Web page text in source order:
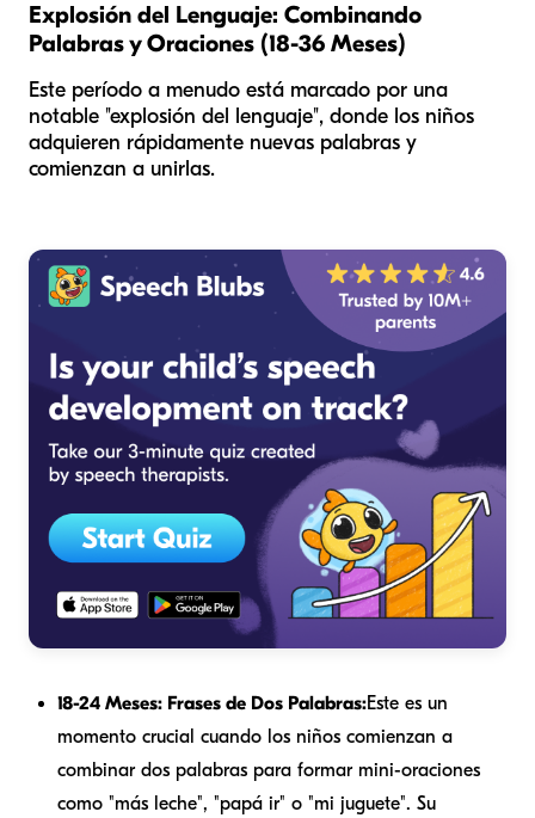
Explosión del Lenguaje: Combinando
Palabras y Oraciones (18-36 Meses)
Este período a menudo está marcado por una
notable "explosión del lenguaje", donde los niños
adquieren rápidamente nuevas palabras y
comienzan a unirlas.
18-24 Meses: Frases de Dos Palabras:Este es un
momento crucial cuando los niños comienzan a
combinar dos palabras para formar mini-oraciones
como "más leche", "papá ir" o "mi juguete". Su